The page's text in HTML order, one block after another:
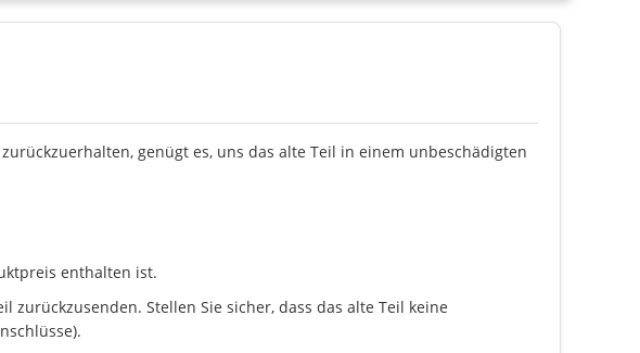
genügt es, uns das alte Teil in einem unbeschädigten
enthalten ist.
zurückzusenden. Stellen Sie sicher, dass das alte Teil keine